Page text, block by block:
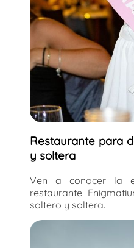
Restaurante para
y soltera
Ven a conocer la
restaurante
soltero y soltera.